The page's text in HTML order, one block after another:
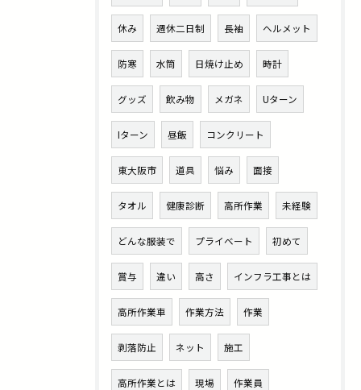
休み 週休二日制 長袖 ヘルメット
防寒 水筒 日焼け止め 時計
グッズ 飲み物 メガネ Uターン
Iターン 昼飯 コンクリート
東大阪市 道具 悩み 面接
タオル 健康診断 高所作業 未経験
どんな服装で プライベート 初めて
賞与 違い 高さ インフラ工事とは
高所作業車 作業方法 作業
剥落防止 ネット 施工
高所作業とは 現場 作業員